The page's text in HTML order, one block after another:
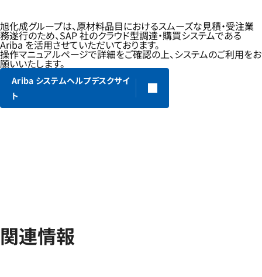
旭化成グループは、原材料品目におけるスムーズな見積・受注業
務遂行のため、SAP 社のクラウド型調達・購買システムである
Ariba を活用させていただいております。
操作マニュアルページで詳細をご確認の上、システムのご利用をお
願いいたします。
Ariba システムヘルプデスクサイ
ト
関連情報